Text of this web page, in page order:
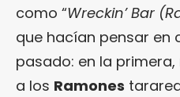
como “Wreckin’ Bar
que hacían pensar en
pasado: en la
a los Ramones